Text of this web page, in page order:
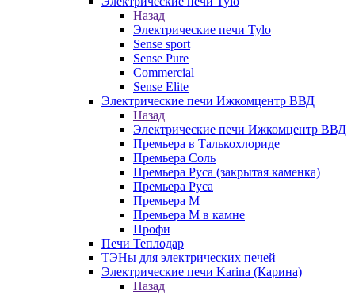
Назад
Электрические печи Tylo
Sense sport
Sense Pure
Commercial
Sense Elite
Электрические печи Ижкомцентр ВВД
Назад
Электрические печи Ижкомцентр ВВД
Премьера в Талькохлориде
Премьера Cоль
Премьера Руса (закрытая каменка)
Премьера Руса
Премьера М
Премьера М в камне
Профи
Печи Теплодар
ТЭНы для электрических печей
Электрические печи Karina (Карина)
Назад